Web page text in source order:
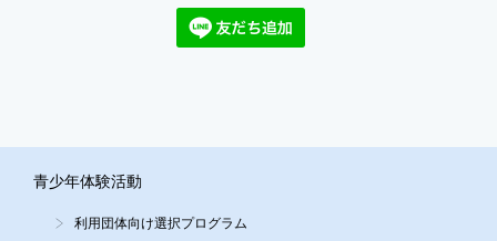
青少年体験活動
利用団体向け選択プログラム